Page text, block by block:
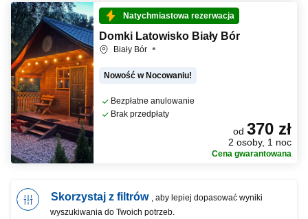
Natychmiastowa rezerwacja
Domki Latowisko Biały Bór
Biały Bór
Nowość w Nocowaniu!
Bezpłatne anulowanie
Brak przedpłaty
od 370 zł
2 osoby, 1 noc
Cena gwarantowana
Skorzystaj z filtrów , aby lepiej dopasować wyniki
wyszukiwania do Twoich potrzeb.